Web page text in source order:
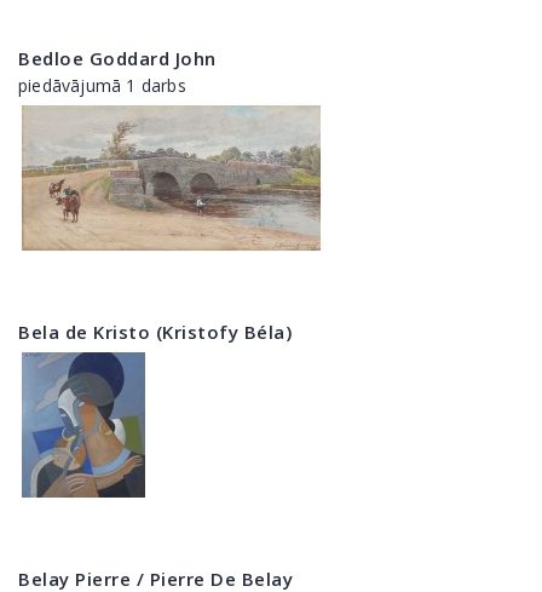
Bedloe Goddard John
piedāvājumā 1 darbs
Bela de Kristo (Kristofy Béla)
Belay Pierre / Pierre De Belay